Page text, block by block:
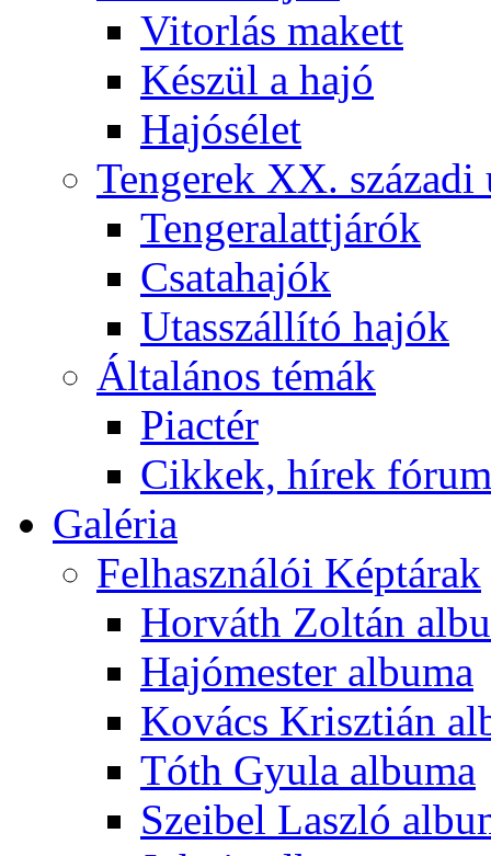
Vitorlás makett
Készül a hajó
Hajósélet
Tengerek XX. századi
Tengeralattjárók
Csatahajók
Utasszállító hajók
Általános témák
Piactér
Cikkek, hírek
Galéria
Felhasználói Képtárak
Horváth Zoltán
Hajómester albuma
Kovács Krisztián
Tóth Gyula albuma
Szeibel Laszló